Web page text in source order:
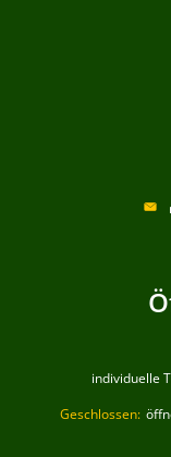
individuelle
Klicken, um
Geschlossen: